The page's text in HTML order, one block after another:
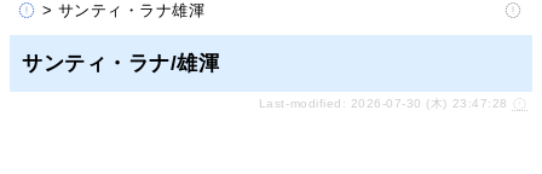
> サンティ・ラナ雄渾
サンティ・ラナ/雄渾
Last-modified: 2026-07-30 (木) 23:47:28